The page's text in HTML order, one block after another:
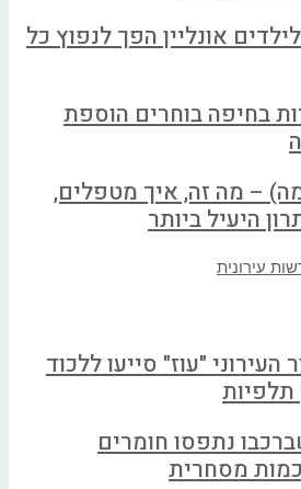
אונליין הפך לנפוץ כל
בחיפה בוחרים הוספת
– מה זה, איך מטפלים,
היעיל ביותר
"עוז" סייעו ללכוד
נתפסו חומרים
מסחרית